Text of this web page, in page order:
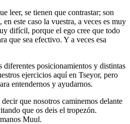
leer, se tienen que contrastar; son
este caso la vuestra, a veces es muy
difícil, porque el ego cree que todo
que sea efectivo. Y a veces esa
diferentes posicionamientos y distintas
ejercicios aquí en Tseyor, pero
entendernos y ayudarnos.
que nosotros caminemos delante
que os deis el tropezón.
Muul.